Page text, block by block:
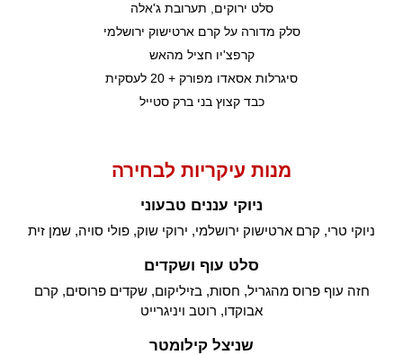
סלט ירוקים, תערובת ג'אלה
סלק מדורה על קרם ארטישוק ירושלמי
קרפצ'יו חציל מהאש
סיגרלות אסאדו מפורק + 20 לעסקית
כבד קצוץ בני ברק סטייל
מנות עיקריות לבחירה
ניוקי עננים טבעוני
ניוקי טרי, קרם ארטישוק ירושלמי, ירוקי שוק, פולי סויה, שמן זית
סלט עוף ושקדים
חזה עוף פרוס מהגריל, חסות, בזיליקום, שקדים פרוסים, קרם
אבוקדו, רוטב ויניגרייט
שניצל קילומטר